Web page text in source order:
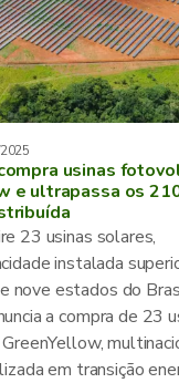
usinas
e ultrapassa os
23 usinas solares,
instalada
nove estados do
a compra de 23
em transição